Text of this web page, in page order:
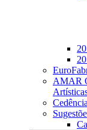
AMAR